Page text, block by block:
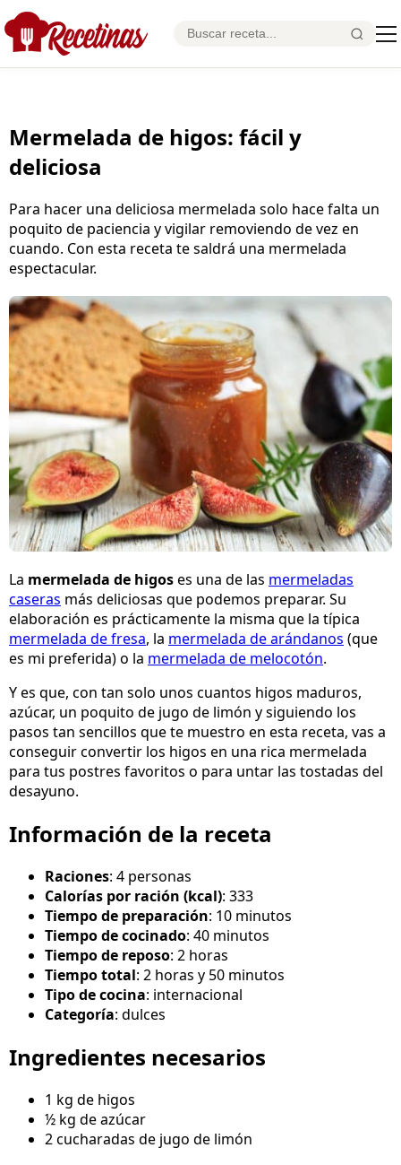
Mermelada de higos: fácil y
deliciosa
Para hacer una deliciosa mermelada solo hace falta un
poquito de paciencia y vigilar removiendo de vez en
cuando. Con esta receta te saldrá una mermelada
espectacular.
La mermelada de higoses una de las mermeladas
caseras más deliciosas que podemos preparar. Su
elaboración es prácticamente la misma que la típica
mermelada de fresa, la mermelada de arándanos (que
es mi preferida) o la mermelada de melocotón.
Y es que, con tan solo unos cuantos higos maduros,
azúcar, un poquito de jugo de limón y siguiendo los
pasos tan sencillos que te muestro en esta receta, vas a
conseguir convertir los higos en una rica mermelada
para tus postres favoritos o para untar las tostadas del
desayuno.
Información de la receta
Raciones: 4 personas
Calorías por ración (kcal): 333
Tiempo de preparación: 10 minutos
Tiempo de cocinado: 40 minutos
Tiempo de reposo: 2 horas
Tiempo total: 2 horas y 50 minutos
Tipo de cocina: internacional
Categoría: dulces
Ingredientes necesarios
1 kg de higos
½ kg de azúcar
2 cucharadas de jugo de limón